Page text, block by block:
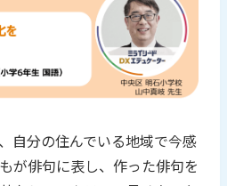
自分の住んでいる地域で今感
が俳句に表し、作った俳句を